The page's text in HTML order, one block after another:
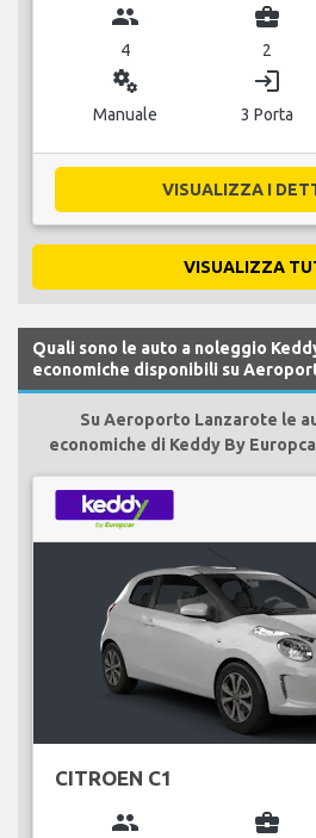
group
4
business_center
2
miscellaneous_services
Manuale
login
3 Porta
VISUALIZZA I
VISUALIZZA
Quali sono le auto a noleggio
economiche disponibili su
Su Aeroporto Lanzarote le
economiche di Keddy By
CITROEN C1
group business_center